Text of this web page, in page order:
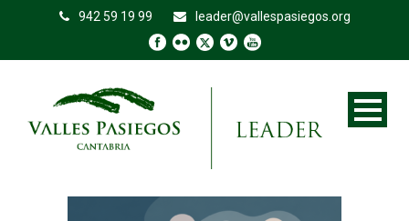
942 59 19 99 leader@vallespasiegos.org